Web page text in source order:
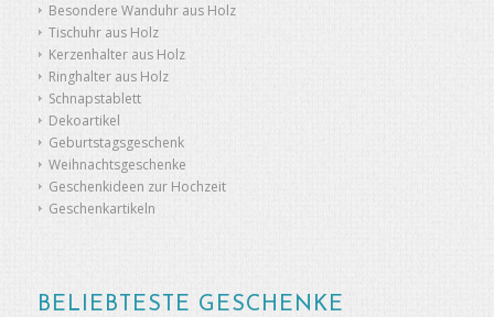
Besondere Wanduhr aus Holz
Tischuhr aus Holz
Kerzenhalter aus Holz
Ringhalter aus Holz
Schnapstablett
Dekoartikel
Geburtstagsgeschenk
Weihnachtsgeschenke
Geschenkideen zur Hochzeit
Geschenkartikeln
BELIEBTESTE GESCHENKE